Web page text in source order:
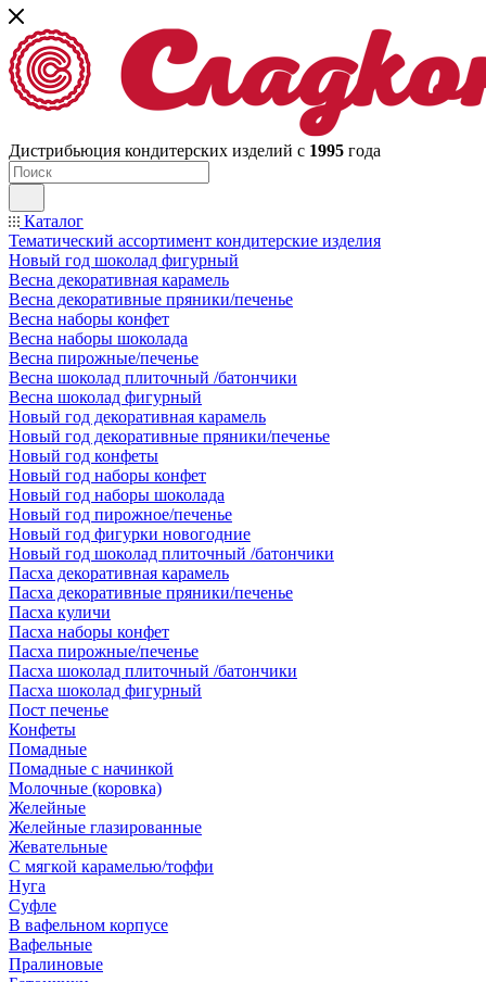
Дистрибьюция кондитерских изделий с 1995 года
Каталог
Тематический ассортимент кондитерские изделия
Новый год шоколад фигурный
Весна декоративная карамель
Весна декоративные пряники/печенье
Весна наборы конфет
Весна наборы шоколада
Весна пирожные/печенье
Весна шоколад плиточный /батончики
Весна шоколад фигурный
Новый год декоративная карамель
Новый год декоративные пряники/печенье
Новый год конфеты
Новый год наборы конфет
Новый год наборы шоколада
Новый год пирожное/печенье
Новый год фигурки новогодние
Новый год шоколад плиточный /батончики
Пасха декоративная карамель
Пасха декоративные пряники/печенье
Пасха куличи
Пасха наборы конфет
Пасха пирожные/печенье
Пасха шоколад плиточный /батончики
Пасха шоколад фигурный
Пост печенье
Конфеты
Помадные
Помадные с начинкой
Молочные (коровка)
Желейные
Желейные глазированные
Жевательные
С мягкой карамелью/тоффи
Нуга
Суфле
В вафельном корпусе
Вафельные
Пралиновые